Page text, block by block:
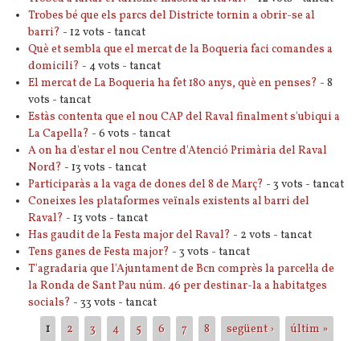
Trobes bé que els parcs del Districte tornin a obrir-se al
barri? - 12 vots - tancat
Què et sembla que el mercat de la Boqueria faci comandes a
domicili? - 4 vots - tancat
El mercat de La Boqueria ha fet 180 anys, què en penses? - 8
vots - tancat
Estàs contenta que el nou CAP del Raval finalment s'ubiqui a
La Capella? - 6 vots - tancat
A on ha d'estar el nou Centre d'Atenció Primària del Raval
Nord? - 13 vots - tancat
Participaràs a la vaga de dones del 8 de Març? - 3 vots - tancat
Coneixes les plataformes veïnals existents al barri del
Raval? - 13 vots - tancat
Has gaudit de la Festa major del Raval? - 2 vots - tancat
Tens ganes de Festa major? - 3 vots - tancat
T'agradaria que l'Ajuntament de Bcn comprès la parcel·la de
la Ronda de Sant Pau núm. 46 per destinar-la a habitatges
socials? - 33 vots - tancat
Pàgines
1 2 3 4 5 6 7 8 següent › últim »